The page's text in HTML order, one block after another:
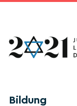
Bildung